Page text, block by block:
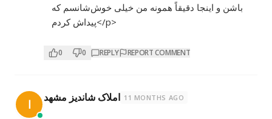
باشن و اینجا دقیقاً همونه من خیلی خوش‌شانسم که
پیداش کردم</p>
0 0 REPLY REPORT COMMENT
ا املاک شاندیز مشهد 11 MONTHS AGO